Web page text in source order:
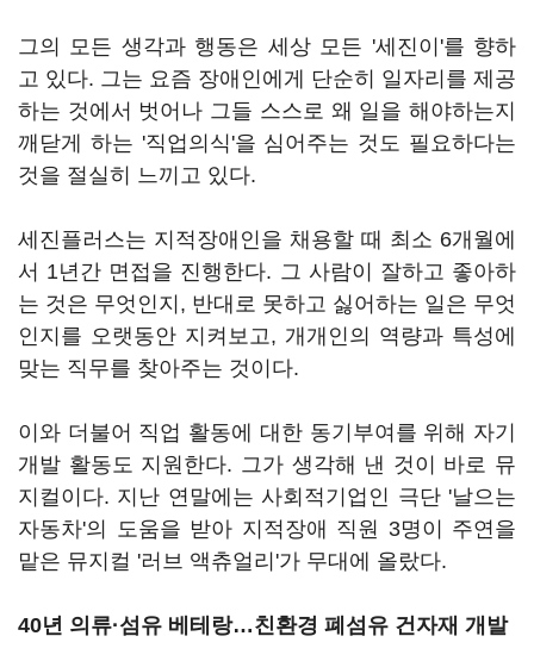
그의 모든 생각과 행동은 세상 모든 '세진이'를 향하
고 있다. 그는 요즘 장애인에게 단순히 일자리를 제공
하는 것에서 벗어나 그들 스스로 왜 일을 해야하는지
깨닫게 하는 '직업의식'을 심어주는 것도 필요하다는
것을 절실히 느끼고 있다.
세진플러스는 지적장애인을 채용할 때 최소 6개월에
서 1년간 면접을 진행한다. 그 사람이 잘하고 좋아하
는 것은 무엇인지, 반대로 못하고 싫어하는 일은 무엇
인지를 오랫동안 지켜보고, 개개인의 역량과 특성에
맞는 직무를 찾아주는 것이다.
이와 더불어 직업 활동에 대한 동기부여를 위해 자기
개발 활동도 지원한다. 그가 생각해 낸 것이 바로 뮤
지컬이다. 지난 연말에는 사회적기업인 극단 '날으는
자동차'의 도움을 받아 지적장애 직원 3명이 주연을
맡은 뮤지컬 '러브 액츄얼리'가 무대에 올랐다.
40년 의류·섬유 베테랑…친환경 폐섬유 건자재 개발